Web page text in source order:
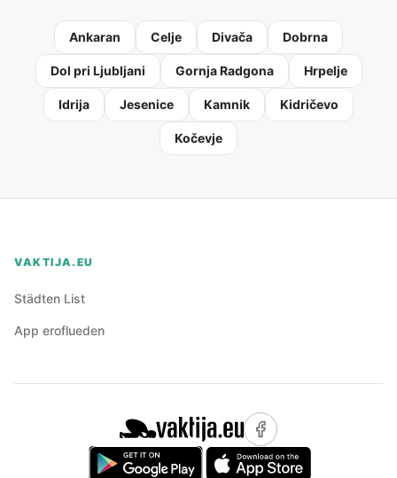
Ankaran Celje Divača Dobrna
Dol pri Ljubljani Gornja Radgona Hrpelje
Idrija Jesenice Kamnik Kidričevo
Kočevje
VAKTIJA.EU
Städten List
App eroflueden